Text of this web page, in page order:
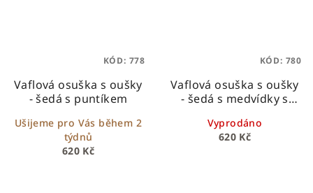
Vaflová osuška s oušky
- šedá s puntíkem
620 Kč
Ušijeme pro Vás během 2
týdnů
KÓD: 778
Vaflová osuška s oušky
- šedá s medvídky s
620 Kč
Vyprodáno
KÓD: 780